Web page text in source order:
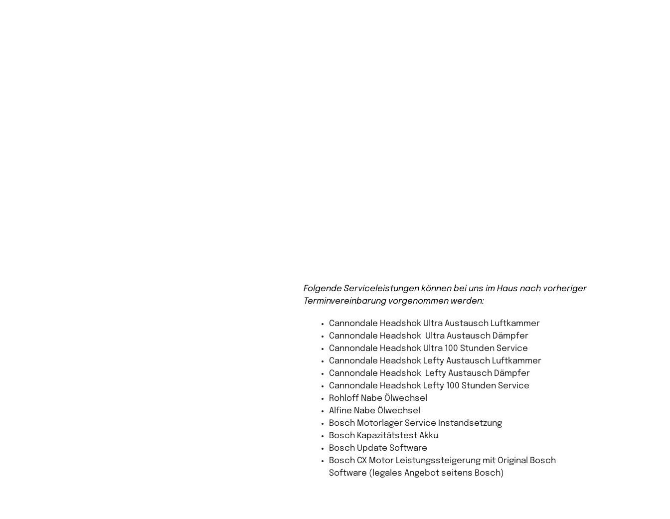
Folgende Serviceleistungen können bei uns im Haus nach vorheriger
Terminvereinbarung vorgenommen werden:
Cannondale Headshok Ultra Austausch Luftkammer
Cannondale Headshok Ultra Austausch Dämpfer
Cannondale Headshok Ultra 100 Stunden Service
Cannondale Headshok Lefty Austausch Luftkammer
Cannondale Headshok Lefty Austausch Dämpfer
Cannondale Headshok Lefty 100 Stunden Service
Rohloff Nabe Ölwechsel
Alfine Nabe Ölwechsel
Bosch Motorlager Service Instandsetzung
Bosch Kapazitätstest Akku
Bosch Update Software
Bosch CX Motor Leistungssteigerung mit Original Bosch
Software (legales Angebot seitens Bosch)